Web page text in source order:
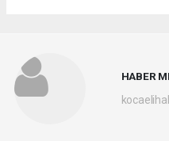
HABER